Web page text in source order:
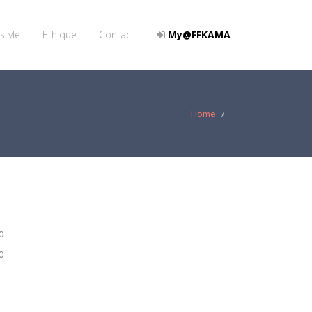
Ethique Contact My@FFKAMA
Home